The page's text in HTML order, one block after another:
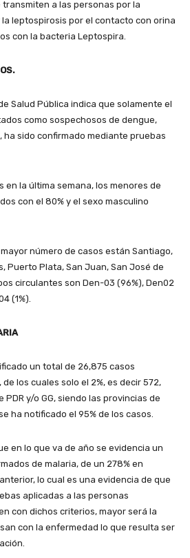
transmiten a las personas por la
leptospirosis por el contacto con orina
con la bacteria Leptospira.
Salud Pública indica que solamente el
como sospechosos de dengue,
ha sido confirmado mediante pruebas
en la última semana, los menores de
con el 80% y el sexo masculino
número de casos están Santiago,
Puerto Plata, San Juan, San José de
circulantes son Den-03 (96%), Den02
(1%).
un total de 26,875 casos
los cuales solo el 2%, es decir 572,
y/o GG, siendo las provincias de
ha notificado el 95% de los casos.
en lo que va de año se evidencia un
de malaria, de un 278% en
lo cual es una evidencia de que
aplicadas a las personas
con dichos criterios, mayor será la
con la enfermedad lo que resulta ser